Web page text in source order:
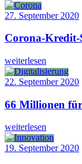
27. September 2020
Corona-Kredit-
weiterlesen
22. September 2020
66 Millionen
weiterlesen
19. September 2020